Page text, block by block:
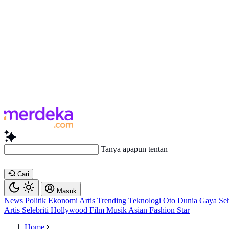
Tanya apapun tentang artikel ini...
Cari
Masuk
News Politik Ekonomi Artis Trending Teknologi Oto Dunia Gaya
Artis Selebriti Hollywood Film Musik Asian Fashion Star
Home